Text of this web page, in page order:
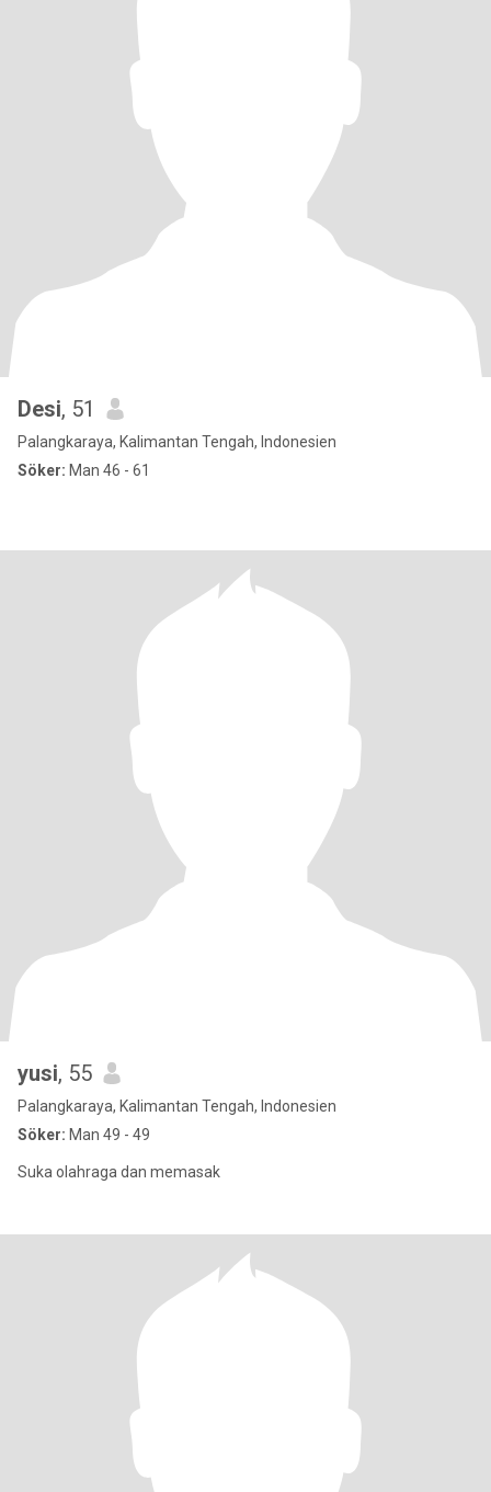
Desi, 51
Palangkaraya, Kalimantan Tengah, Indonesien
Söker: Man 46 - 61
yusi, 55
Palangkaraya, Kalimantan Tengah, Indonesien
Söker: Man 49 - 49
Suka olahraga dan memasak